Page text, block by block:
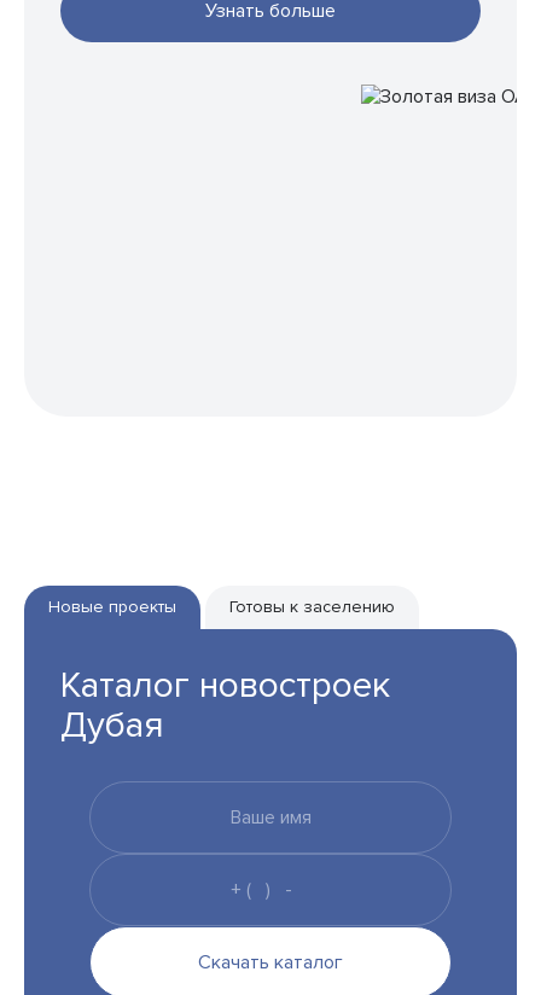
Узнать больше
Новые проекты Готовы к заселению
Каталог новостроек
Дубая
Скачать каталог